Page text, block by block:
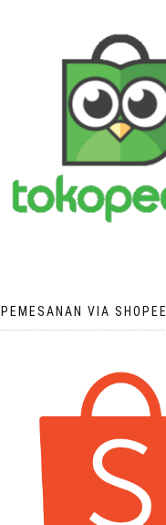
PEMESANAN VIA SHOPEE